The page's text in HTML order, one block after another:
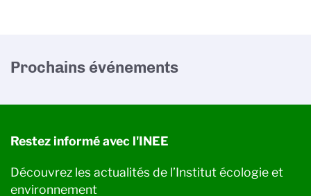
Prochains événements
Restez informé avec l'INEE
Découvrez les actualités de l’Institut écologie et
environnement